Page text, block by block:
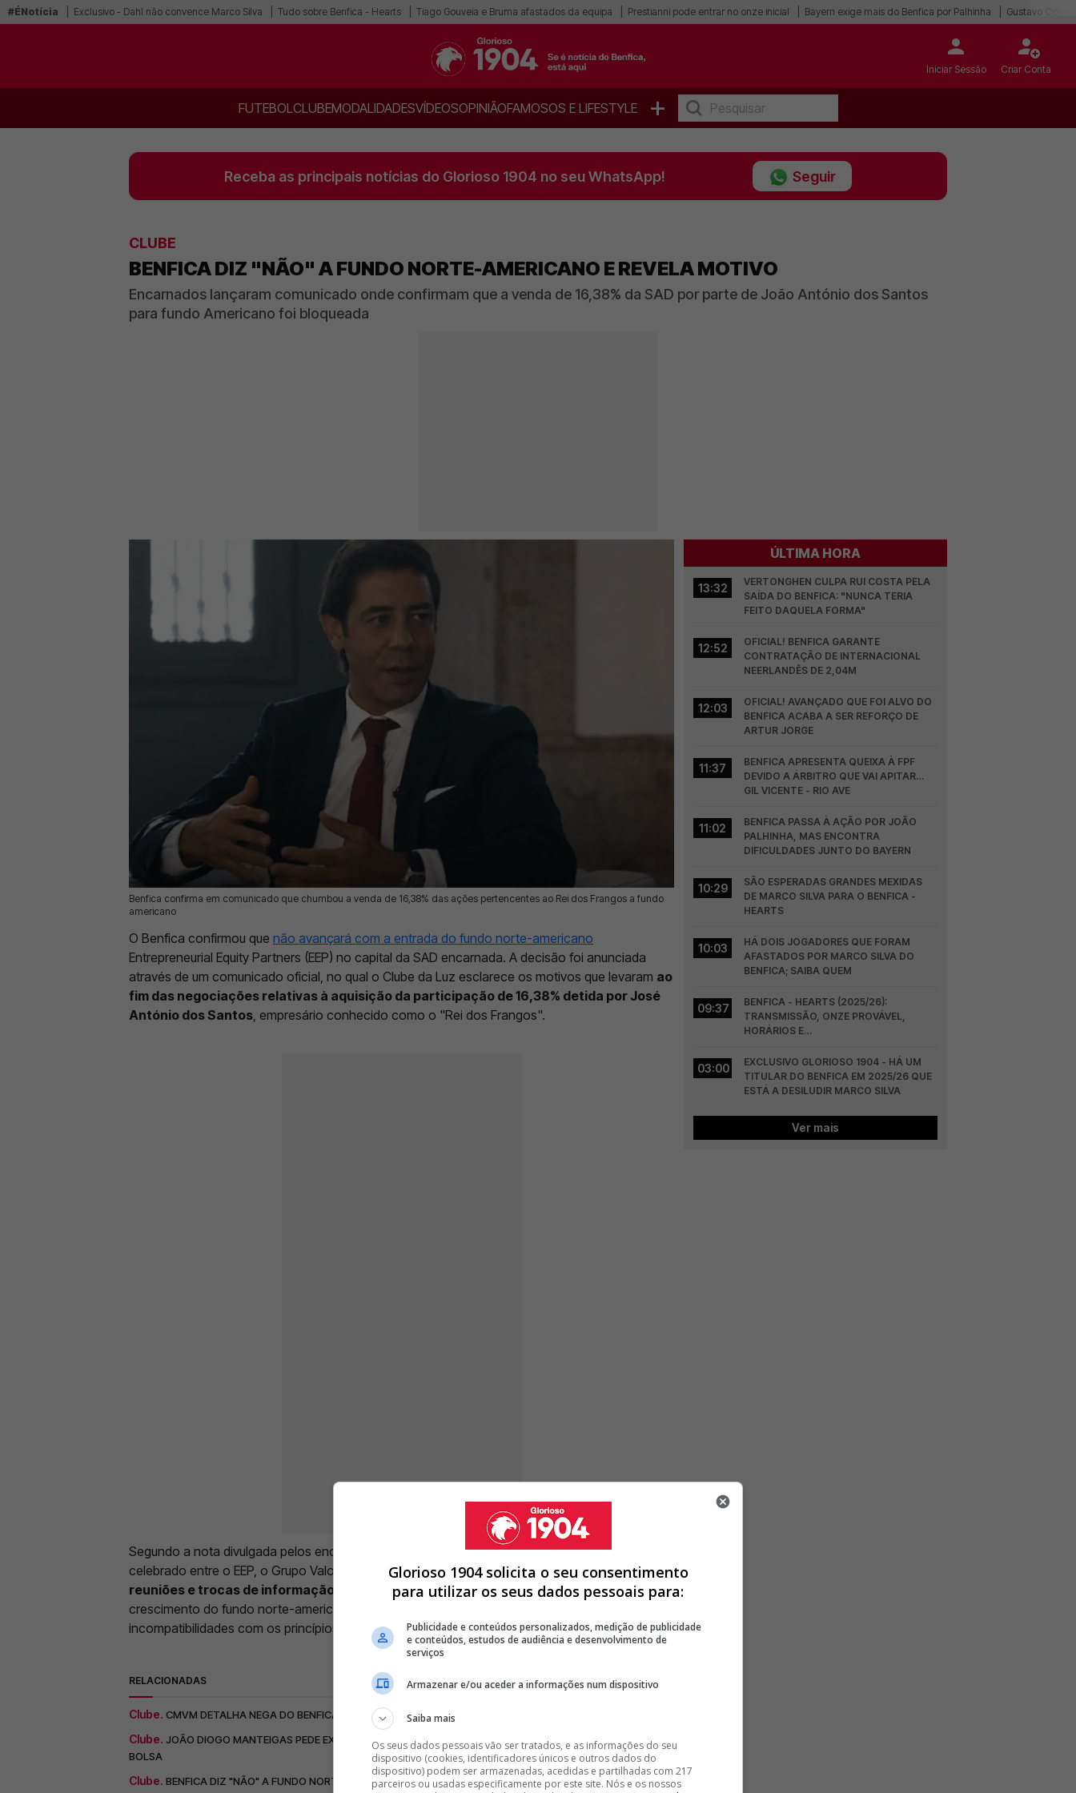
#ÉNotícia Exclusivo - Dahl não convence Marco Silva Tudo sobre Benfica - Hearts Tiago Gouveia e Bruma afastados da equipa Prestianni pode entrar no onze inicial Bayern exige mais do Benfica por Palhinha Gustavo
Iniciar Sessão Criar Conta
FUTEBOLCLUBEMODALIDADESVÍDEOSOPINIÃOFAMOSOS E LIFESTYLE +
Receba as principais notícias do Glorioso 1904 no seu WhatsApp! Seguir
CLUBE
BENFICA DIZ "NÃO" A FUNDO NORTE-AMERICANO E REVELA MOTIVO
Encarnados lançaram comunicado onde confirmam que a venda de 16,38% da SAD por parte de João António dos Santos
para fundo Americano foi bloqueada
Benfica confirma em comunicado que chumbou a venda de 16,38% das ações pertencentes ao Rei dos Frangos a fundo
americano
17 Jun 2026 | 11:37 | 0
O Benfica confirmou que não avançará com a entrada do fundo norte-americano
Entrepreneurial Equity Partners (EEP) no capital da SAD encarnada. A decisão foi anunciada
através de um comunicado oficial, no qual o Clube da Luz esclarece os motivos que levaram ao
fim das negociações relativas à aquisição da participação de 16,38% detida por José
António dos Santos, empresário conhecido como o "Rei dos Frangos".
Segundo a nota divulgada pelos encarnados, durante o período previsto no pré-acordo
celebrado entre o EEP, o Grupo Valouro e José António dos Santos,decorreram várias
reuniões e trocas de informação entre as partes. No entanto, a análise ao projeto de
crescimento do fundo norte-americano levou à conclusão de que poderiam existir
incompatibilidades com os princípios estatutários daBenficaSAD.
RELACIONADAS
Clube. CMVM DETALHA NEGA DO BENFICA A VENDA DE AÇÕES DA SAD
Clube. JOÃO DIOGO MANTEIGAS PEDE EXPLICAÇÕES A RUI COSTA E TEME SAÍDA DA SAD DO BENFICA DA
BOLSA
Clube. BENFICA DIZ "NÃO" A FUNDO NORTE-AMERICANO E REVELA MOTIVO
ÚLTIMA HORA
13:32
VERTONGHEN CULPA RUI COSTA PELA
SAÍDA DO BENFICA: "NUNCA TERIA
FEITO DAQUELA FORMA"
12:52
OFICIAL! BENFICA GARANTE
CONTRATAÇÃO DE INTERNACIONAL
NEERLANDÊS DE 2,04M
12:03
OFICIAL! AVANÇADO QUE FOI ALVO DO
BENFICA ACABA A SER REFORÇO DE
ARTUR JORGE
11:37
BENFICA APRESENTA QUEIXA À FPF
DEVIDO A ÁRBITRO QUE VAI APITAR…
GIL VICENTE - RIO AVE
11:02
BENFICA PASSA À AÇÃO POR JOÃO
PALHINHA, MAS ENCONTRA
DIFICULDADES JUNTO DO BAYERN
10:29
SÃO ESPERADAS GRANDES MEXIDAS
DE MARCO SILVA PARA O BENFICA -
HEARTS
10:03
HÁ DOIS JOGADORES QUE FORAM
AFASTADOS POR MARCO SILVA DO
BENFICA; SAIBA QUEM
09:37
BENFICA - HEARTS (2025/26):
TRANSMISSÃO, ONZE PROVÁVEL,
HORÁRIOS E…
03:00
EXCLUSIVO GLORIOSO 1904 - HÁ UM
TITULAR DO BENFICA EM 2025/26 QUE
ESTÁ A DESILUDIR MARCO SILVA
Ver mais
Glorioso 1904 solicita o seu consentimento
para utilizar os seus dados pessoais para:
Publicidade e conteúdos personalizados, medição de publicidade
e conteúdos, estudos de audiência e desenvolvimento de
serviços
Armazenar e/ou aceder a informações num dispositivo
Saiba mais
Os seus dados pessoais vão ser tratados, e as informações do seu
dispositivo (cookies, identificadores únicos e outros dados do
dispositivo) podem ser armazenadas, acedidas e partilhadas com 217
parceiros ou usadas especificamente por este site. Nós e os nossos